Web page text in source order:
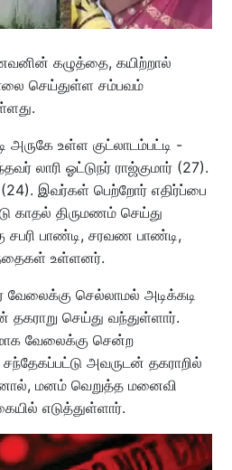
கழுத்தை, கயிற்றால்
செய்துள்ள சம்பவம்
அருகே உள்ள குட்லாடம்பட்டி -
லாரி ஓட்டுநர் ராஜ்குமார் (27).
இவர்கள் பெற்றோர் எதிர்ப்பை
காதல் திருமணம் செய்து
பாண்டி, சரவண பாண்டி,
உள்ளனர்.
வேலைக்கு செல்லாமல் அடிக்கடி
தகராறு செய்து வந்துள்ளார்.
வேலைக்கு சென்ற
அவருடன் தகராறில்
மனம் வெறுத்த மனைவி
எடுத்துள்ளார்.